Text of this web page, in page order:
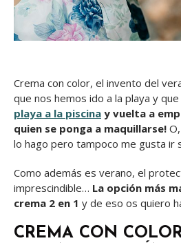
Crema con color, el invento del
que nos hemos ido a la playa y que
playa a la piscina y vuelta a
quien se ponga a maquillarse!
lo hago pero tampoco me gusta ir
Como además es verano, el
imprescindible… La opción más
crema 2 en 1 y de eso os quiero
CREMA CON